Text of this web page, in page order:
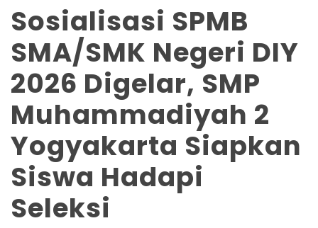
Sosialisasi SPMB
SMA/SMK Negeri DIY
2026 Digelar, SMP
Muhammadiyah 2
Yogyakarta Siapkan
Siswa Hadapi
Seleksi